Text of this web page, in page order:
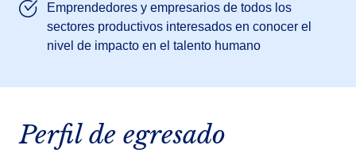
Emprendedores y empresarios de todos los
sectores productivos interesados en conocer el
nivel de impacto en el talento humano
Perfil de egresado